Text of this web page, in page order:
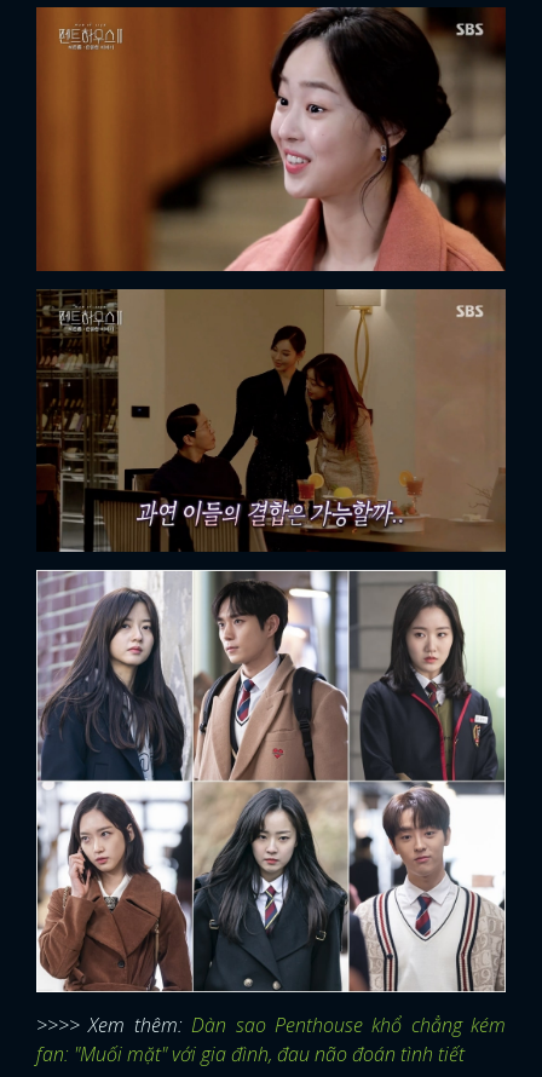
>>>> Xem thêm:Dàn sao Penthouse khổ chẳng kém
fan: "Muối mặt" với gia đình, đau não đoán tình tiết